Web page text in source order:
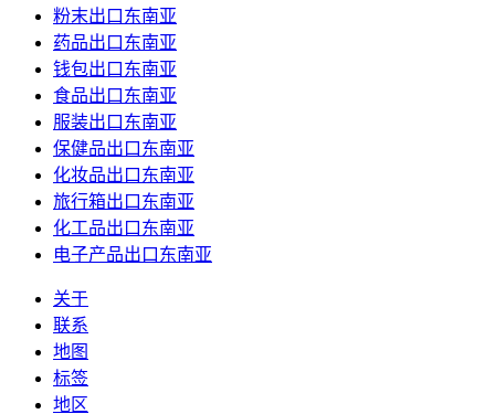
粉末出口东南亚
药品出口东南亚
钱包出口东南亚
食品出口东南亚
服装出口东南亚
保健品出口东南亚
化妆品出口东南亚
旅行箱出口东南亚
化工品出口东南亚
电子产品出口东南亚
关于
联系
地图
标签
地区